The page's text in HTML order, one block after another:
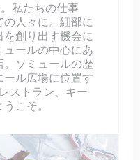
私たちの仕事
人々に。細部に
を創り出す機会に
ールの中心にあ
ソミュールの歴
ル広場に位置す
ストラン、キー
こそ。